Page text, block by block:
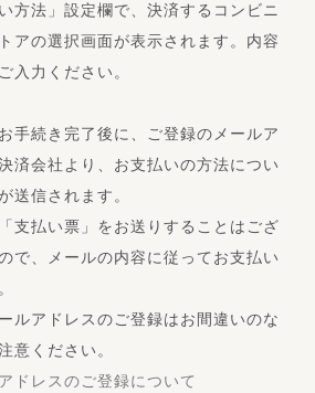
い方法」設定欄で、決済するコンビニ
アの選択画面が表示されます。内容
入力ください。
手続き完了後に、ご登録のメールア
済会社より、お支払いの方法につい
送信されます。
支払い票」をお送りすることはござ
で、メールの内容に従ってお支払い
ルアドレスのご登録はお間違いのな
意ください。
ドレスのご登録について